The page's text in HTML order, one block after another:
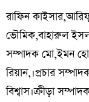
রাফিন
ভৌমিক,বাহারুল
সম্পাদক মো,ইমন
রিয়ান,।প্রচার
বিশ্বাস।ক্রীড়া